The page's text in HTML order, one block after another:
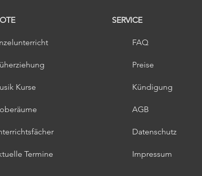
Kurse
Termine
SERVICE
FAQ
Preise
Kündigung
AGB
Datenschutz
Impressum